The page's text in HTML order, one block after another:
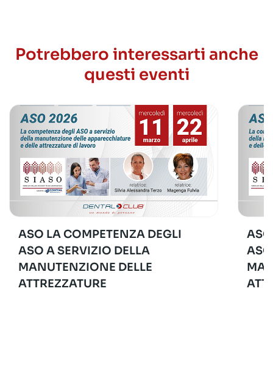
Potrebbero interessarti anche
questi eventi
ASO LA COMPETENZA DEGLI
ASO A SERVIZIO DELLA
MANUTENZIONE DELLE
ATTREZZATURE